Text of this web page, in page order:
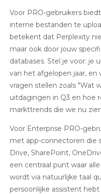
Voor PRO-gebruikers
interne bestanden te
betekent dat Perplexity
maar ook door jouw
databases. Stel je voor: je
van het afgelopen jaar,
vragen stellen zoals "Wat
uitdagingen in Q3 en hoe
markttrends die we nu
Voor Enterprise PRO-
met app-connectoren die
Drive, SharePoint,
een centraal punt waar
wordt via natuurlijke taal
persoonlijke assistent